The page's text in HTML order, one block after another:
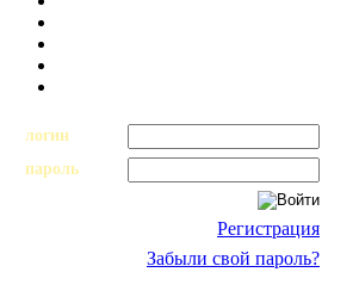
логин
пароль
Регистрация
Забыли свой пароль?